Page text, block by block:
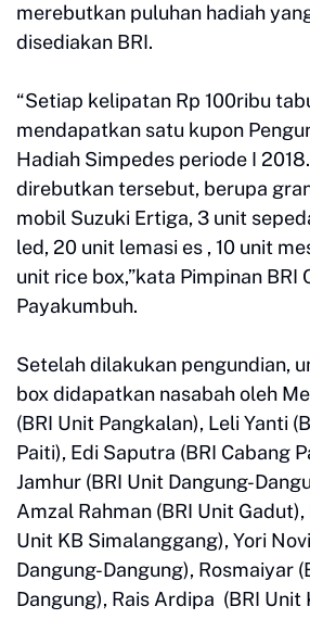
merebutkan puluhan hadiah
disediakan BRI.
“Setiap kelipatan Rp 100ribu
mendapatkan satu kupon
Hadiah Simpedes periode I
direbutkan tersebut, berupa
mobil Suzuki Ertiga, 3 unit
led, 20 unit lemasi es , 10 unit
unit rice box,”kata Pimpinan BRI
Payakumbuh.
Setelah dilakukan pengundian,
box didapatkan nasabah oleh
(BRI Unit Pangkalan), Leli Yanti
Paiti), Edi Saputra (BRI Cabang
Jamhur (BRI Unit Dangung-
Amzal Rahman (BRI Unit
Unit KB Simalanggang), Yori
Dangung-Dangung), Rosmaiyar
Dangung), Rais Ardipa (BRI Unit